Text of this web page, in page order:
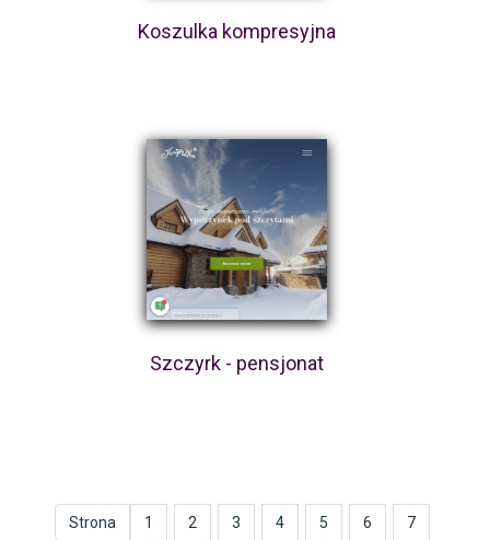
Koszulka kompresyjna
Szczyrk - pensjonat
Strona 1 2 3 4 5 6 7